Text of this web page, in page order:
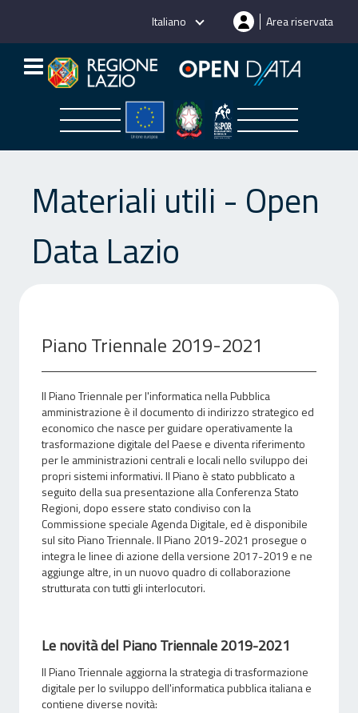
Italiano Area riservata
Materiali utili - Open
Data Lazio
Piano Triennale 2019-2021
Il Piano Triennale per l'informatica nella Pubblica
amministrazione è il documento di indirizzo strategico ed
economico che nasce per guidare operativamente la
trasformazione digitale del Paese e diventa riferimento
per le amministrazioni centrali e locali nello sviluppo dei
propri sistemi informativi. Il Piano è stato pubblicato a
seguito della sua presentazione alla Conferenza Stato
Regioni, dopo essere stato condiviso con la
Commissione speciale Agenda Digitale, ed è disponibile
sul sito Piano Triennale. Il Piano 2019-2021 prosegue o
integra le linee di azione della versione 2017-2019 e ne
aggiunge altre, in un nuovo quadro di collaborazione
strutturata con tutti gli interlocutori.
Le novità del Piano Triennale 2019-2021
Il Piano Triennale aggiorna la strategia di trasformazione
digitale per lo sviluppo dell'informatica pubblica italiana e
contiene diverse novità: